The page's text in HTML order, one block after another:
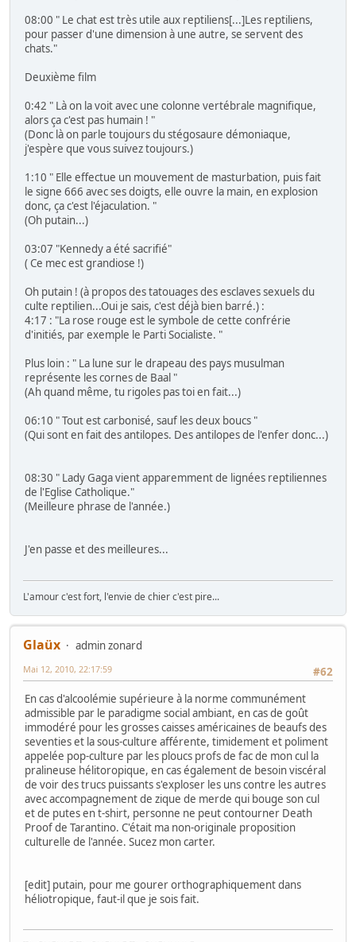
08:00 " Le chat est très utile aux reptiliens[...]Les reptiliens,
pour passer d'une dimension à une autre, se servent des
chats."
Deuxième film
0:42 " Là on la voit avec une colonne vertébrale magnifique,
alors ça c'est pas humain ! "
(Donc là on parle toujours du stégosaure démoniaque,
j'espère que vous suivez toujours.)
1:10 " Elle effectue un mouvement de masturbation, puis fait
le signe 666 avec ses doigts, elle ouvre la main, en explosion
donc, ça c'est l'éjaculation. "
(Oh putain...)
03:07 "Kennedy a été sacrifié"
( Ce mec est grandiose !)
Oh putain ! (à propos des tatouages des esclaves sexuels du
culte reptilien...Oui je sais, c'est déjà bien barré.) :
4:17 : "La rose rouge est le symbole de cette confrérie
d'initiés, par exemple le Parti Socialiste. "
Plus loin : " La lune sur le drapeau des pays musulman
représente les cornes de Baal "
(Ah quand même, tu rigoles pas toi en fait...)
06:10 " Tout est carbonisé, sauf les deux boucs "
(Qui sont en fait des antilopes. Des antilopes de l'enfer donc...)
08:30 " Lady Gaga vient apparemment de lignées reptiliennes
de l'Eglise Catholique."
(Meilleure phrase de l'année.)
J'en passe et des meilleures...
L'amour c'est fort, l'envie de chier c'est pire...
Glaüx
admin zonard
#62
Mai 12, 2010, 22:17:59
En cas d'alcoolémie supérieure à la norme communément
admissible par le paradigme social ambiant, en cas de goût
immodéré pour les grosses caisses américaines de beaufs des
seventies et la sous-culture afférente, timidement et poliment
appelée pop-culture par les ploucs profs de fac de mon cul la
pralineuse hélitoropique, en cas également de besoin viscéral
de voir des trucs puissants s'exploser les uns contre les autres
avec accompagnement de zique de merde qui bouge son cul
et de putes en t-shirt, personne ne peut contourner Death
Proof de Tarantino. C'était ma non-originale proposition
culturelle de l'année. Sucez mon carter.
[edit] putain, pour me gourer orthographiquement dans
héliotropique, faut-il que je sois fait.